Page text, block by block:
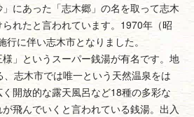
にあった「志木郷」の名を取って志木
れたと言われています。1970年（昭
に伴い志木市となりました。
」というスーパー銭湯が有名です。地
志木市では唯一という天然温泉をは
開放的な露天風呂など18種の多彩な
飛んでいくと言われている銭湯。出入